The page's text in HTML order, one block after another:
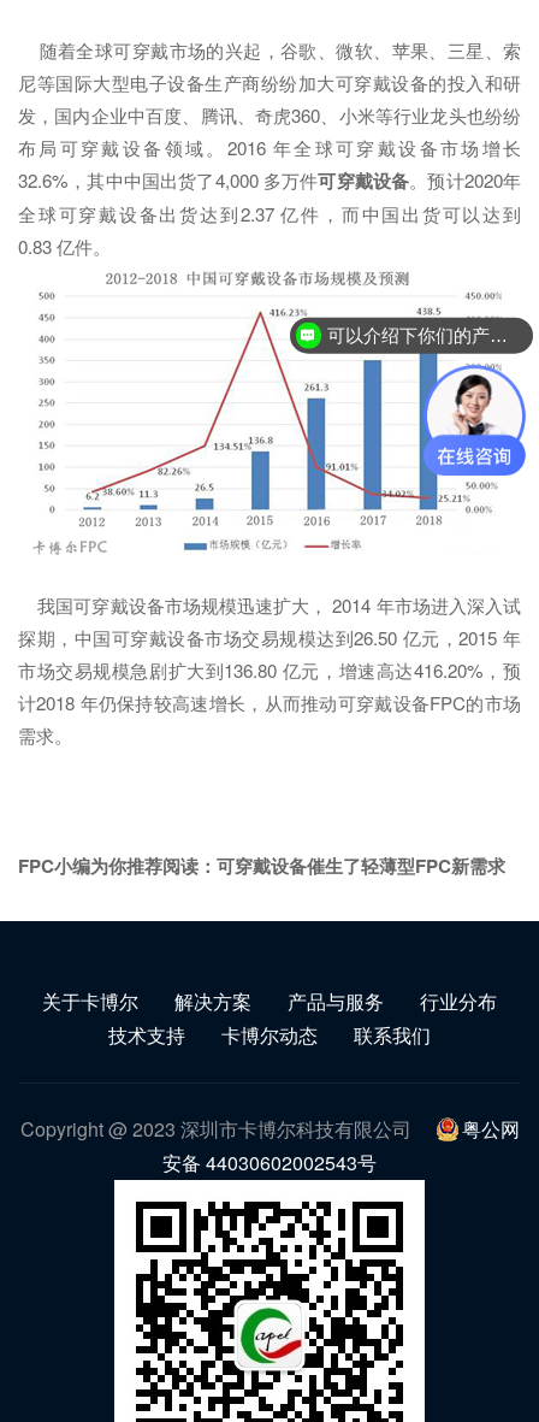
随着全球可穿戴市场的兴起，谷歌、微软、苹果、三星、索
尼等国际大型电子设备生产商纷纷加大可穿戴设备的投入和研
发，国内企业中百度、腾讯、奇虎360、小米等行业龙头也纷纷
布局可穿戴设备领域。2016 年全球可穿戴设备市场增长
32.6%，其中中国出货了4,000 多万件可穿戴设备。预计2020年
全球可穿戴设备出货达到2.37 亿件，而中国出货可以达到
0.83 亿件。
我国可穿戴设备市场规模迅速扩大， 2014 年市场进入深入试
探期，中国可穿戴设备市场交易规模达到26.50 亿元，2015 年
市场交易规模急剧扩大到136.80 亿元，增速高达416.20%，预
计2018 年仍保持较高速增长，从而推动可穿戴设备FPC的市场
需求。
FPC小编为你推荐阅读： 可穿戴设备催生了轻薄型FPC新需求
关于卡博尔 解决方案 产品与服务
行业分布
技术支持
卡博尔动态 联系我们
Copyright @ 2023 深圳市卡博尔科技有限公司
粤公网
安备 44030602002543号
可以介绍下你们的产品么？